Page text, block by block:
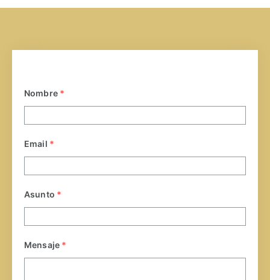
Nombre *
Email *
Asunto *
Mensaje *